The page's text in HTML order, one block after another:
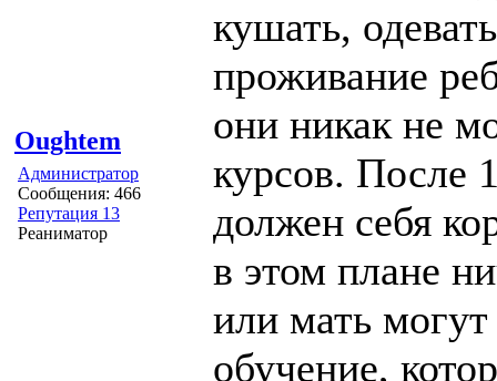
Oughtem
Администратор
Сообщения: 466
Репутация 13
Реаниматор
кушать,
проживание
они никак не
курсов. После
должен себя
в этом плане
или мать
обучение,